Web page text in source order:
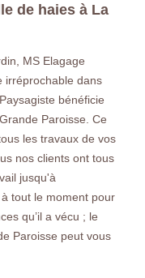
de haies à La
MS Elagage
irréprochable dans
bénéficie
Paroisse. Ce
les travaux de vos
nos clients ont tous
jusqu'à
tout le moment pour
qu’il a vécu ; le
Paroisse peut vous